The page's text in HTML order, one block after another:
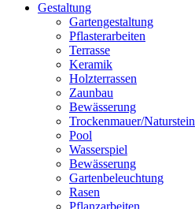
Gestaltung
Gartengestaltung
Pflasterarbeiten
Terrasse
Keramik
Holzterrassen
Zaunbau
Bewässerung
Trockenmauer/Naturstein
Pool
Wasserspiel
Bewässerung
Gartenbeleuchtung
Rasen
Pflanzarbeiten